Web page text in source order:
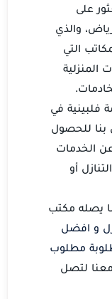
على
والذي
التي
المنزلية
فلبينية في
بنا للحصول
الخدمات
أو
يصله مكتب
و افضل
مطلوب
لتصل